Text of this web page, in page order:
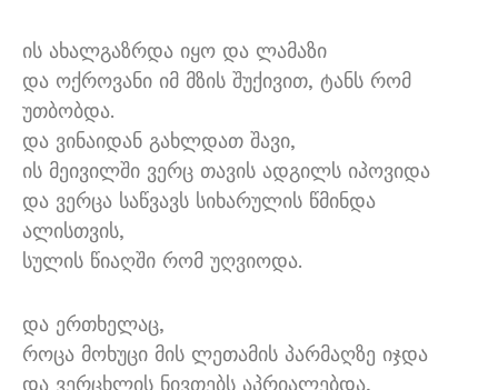
ის ახალგაზრდა იყო და ლამაზი
და ოქროვანი იმ მზის შუქივით, ტანს რომ
უთბობდა.
და ვინაიდან გახლდათ შავი,
ის მეივილში ვერც თავის ადგილს იპოვიდა
და ვერცა საწვავს სიხარულის წმინდა
ალისთვის,
სულის წიაღში რომ უღვიოდა.
და ერთხელაც,
როცა მოხუცი მის ლეთამის პარმაღზე იჯდა
და ვერცხლის ნივთებს აპრიალებდა,